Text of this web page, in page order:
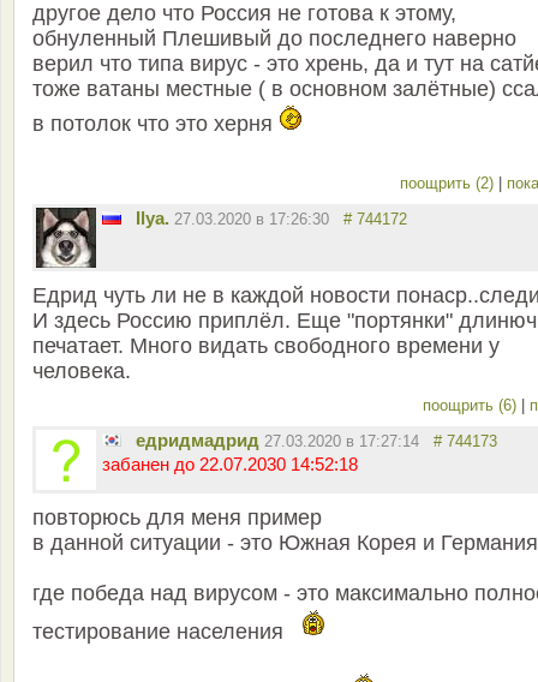
другое дело что Россия не готова к этому,
обнуленный Плешивый до последнего наверно
верил что типа вирус - это хрень, да и тут на
тоже ватаны местные ( в основном залётные)
в потолок что это херня
поощрить (2)
Ilya. 27.03.2020 в 17:26:30 # 744172
Едрид чуть ли не в каждой новости
И здесь Россию приплёл. Еще "портянки"
печатает. Много видать свободного времени у
человека.
поощрить (6)
едридмадрид 27.03.2020 в 17:27:14 # 744173
забанен до 22.07.2030 14:52:18
повторюсь для меня пример
в данной ситуации - это Южная Корея и
где победа над вирусом - это максимально
тестирование населения